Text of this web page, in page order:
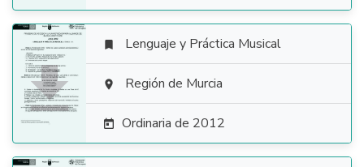

 Lenguaje y Práctica Musical
 Región de Murcia
 Ordinaria de 2012